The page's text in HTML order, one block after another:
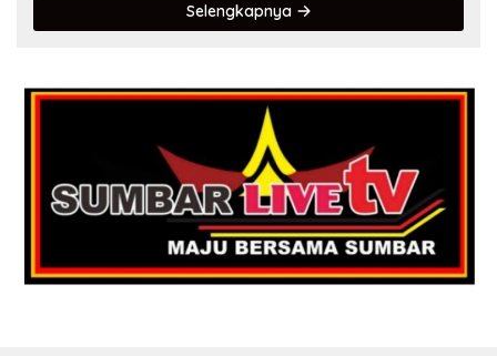
Selengkapnya